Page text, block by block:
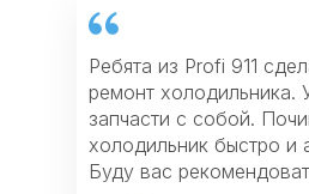
Ребята из Profi 911
ремонт холодильника.
запчасти с собой.
холодильник быстро и
Буду вас
Спасибо за ремонт
ремонт газовой
ремонта дали мне
весь мусор. Очень
Если у вас что-то
техники, то лучше
Profi911. У них есть все
работают качественно